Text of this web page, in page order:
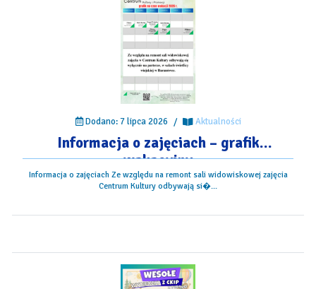
Dodano: 7 lipca 2026 / Aktualności
Informacja o zajęciach – grafik
wakacyjny
Informacja o zajęciach Ze względu na remont sali widowiskowej zajęcia
Centrum Kultury odbywają si�...